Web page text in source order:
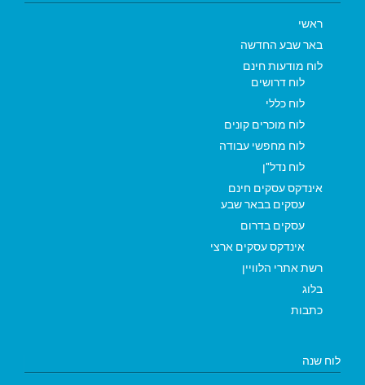
ראשי
באר שבע החדשה
לוח מודעות חינם
לוח דרושים
לוח כללי
לוח מוכרים קונים
לוח מחפשי עבודה
לוח נדל"ן
אינדקס עסקים חינם
עסקים בבאר שבע
עסקים בדרום
אינדקס עסקים ארצי
רשת אתרי הלוויין
בלוג
כתבות
לוח שנה